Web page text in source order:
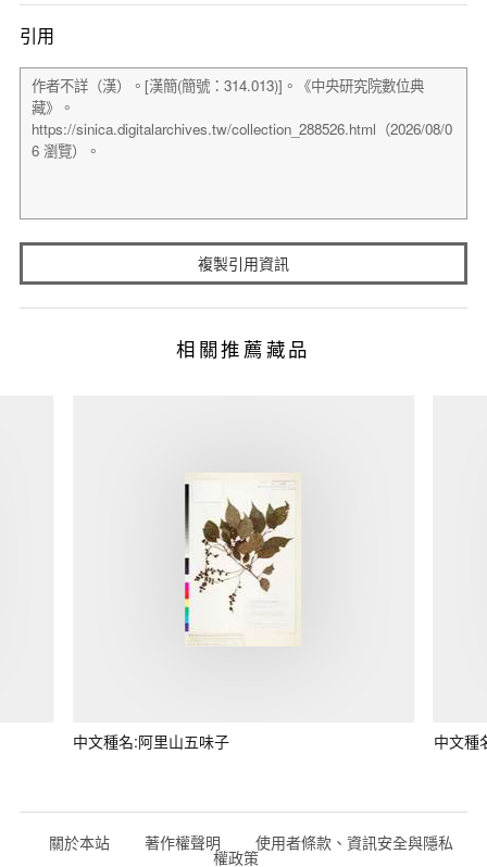
引用
複製引用資訊
相關推薦藏品
中文種名:阿里山五味子 中文種
關於本站 著作權聲明 使用者條款、資訊安全與隱私
權政策